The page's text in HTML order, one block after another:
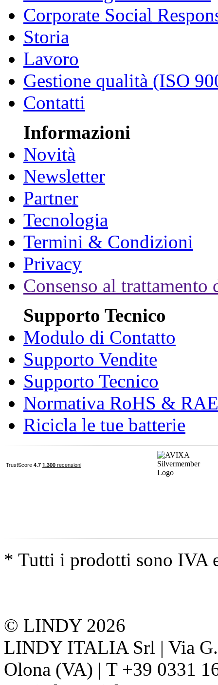
Corporate Social
Storia
Lavoro
Gestione qualità (ISO
Contatti
Informazioni
Novità
Newsletter
Partner
Tecnologia
Termini & Condizioni
Privacy
Consenso al trattamento
Supporto Tecnico
Modulo di Contatto
Supporto Vendite
Supporto Tecnico
Normativa RoHS &
Ricicla le tue batterie
* Tutti i prodotti sono IVA
© LINDY 2026
LINDY ITALIA Srl | Via
Olona (VA) | T +39 0331